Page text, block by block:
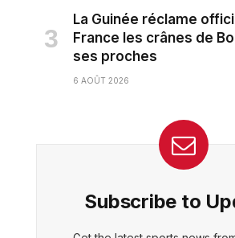
La Guinée réclame
France les crânes de
ses proches
6 AOÛT 2026
Subscribe to